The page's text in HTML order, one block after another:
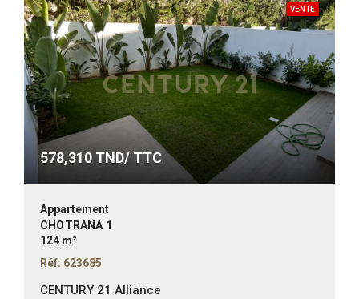
VENTE
578,310 TND/ TTC
Appartement
CHOTRANA 1
124 m²
Réf: 623685
CENTURY 21 Alliance